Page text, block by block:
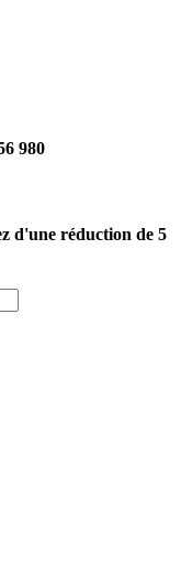
980
d'une réduction de 5